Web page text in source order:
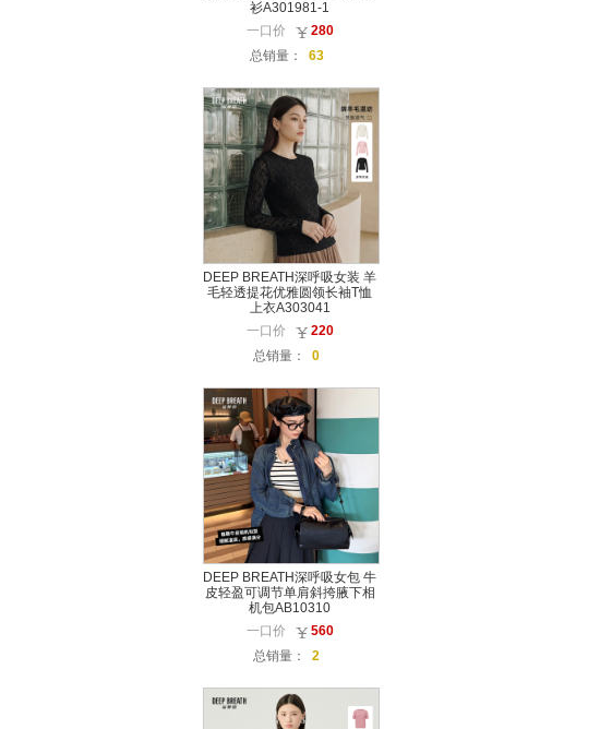
衫A301981-1
一口价
280
总销量：
63
DEEP BREATH深呼吸女装 羊
毛轻透提花优雅圆领长袖T恤
上衣A303041
一口价
220
总销量：
0
DEEP BREATH深呼吸女包 牛
皮轻盈可调节单肩斜挎腋下相
机包AB10310
一口价
560
总销量：
2